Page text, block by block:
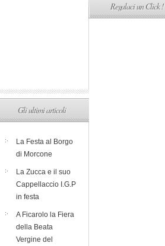
Gli ultimi articoli
La Festa al Borgo
di Morcone
La Zucca e il suo
Cappellaccio I.G.P
in festa
A Ficarolo la Fiera
della Beata
Vergine del
Regalaci un Click !